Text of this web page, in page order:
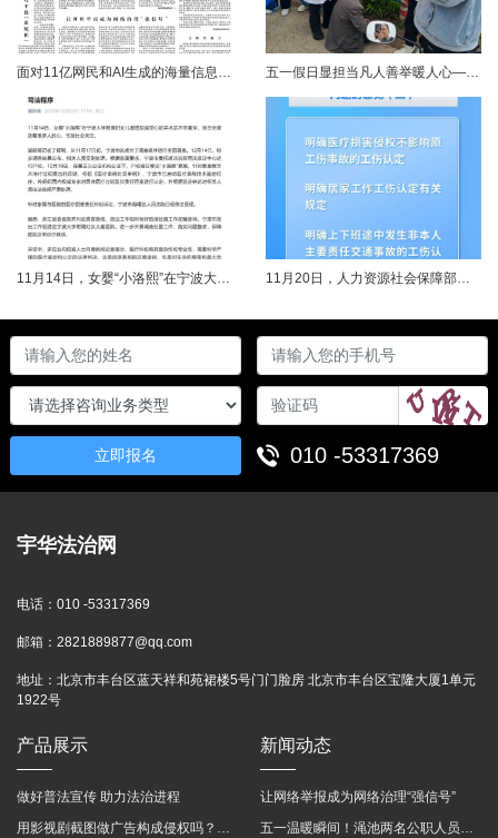
面对11亿网民和AI生成的海量信息，如何更有效地打击色情、赌博、侵权、谣言等不良信息，确保网民的安全感和获得感持续“在线”？对这一网络治理之问，网信部门给出了清晰答案：用好网络举报这一关键抓手，推动“被动受理”转向“主动共治”，让群众监督的“微光”汇聚成净化网络生态的“洪流”。网络空间点多、线长、面广，平台规则再严密，监管部门再“给力”，也会有偶尔覆盖不到的角落。然而，在人民群众的敏锐感知面前，不...... 五一假日显担当凡人善举暖人心——渑池两名公职人员路遇车祸紧急施救2026年5月2日，五一假期期间，渑池县林业局职工范文杰、城管局职工关磊途经洛宁县景阳镇孙洞村时，偶遇一起交通事故。现场汽车与电动车相撞，骑行车主倒地受伤、头部流血，情况十分危急。危急时刻，二人毫不犹豫靠边停车，迅速上前查看伤情、安抚伤者，现场设置警戒防范二次事故，同步拨打120、110并联系伤者家属，全程坚守陪护、有序处置。直至家属......
立即报名 010 -53317369
宇华法治网
电话： 010 -53317369
邮箱： 2821889877@qq.com
地址： 北京市丰台区蓝天祥和苑裙楼5号门门脸房 北京市丰台区宝隆大厦1单元
1922号
产品展示
做好普法宣传 助力法治进程
用影视剧截图做广告构成侵权吗？法院这样判
新闻动态
让网络举报成为网络治理“强信号”
五一温暖瞬间！渑池两名公职人员，路遇车祸挺身而出